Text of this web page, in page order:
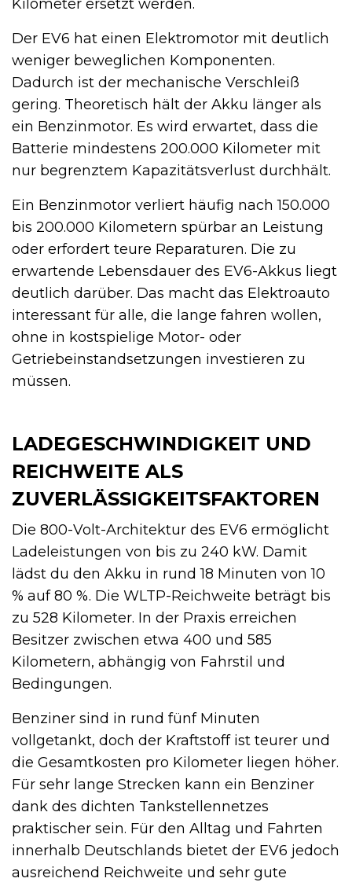
Kilometer ersetzt werden.
Der EV6 hat einen Elektromotor mit deutlich
weniger beweglichen Komponenten.
Dadurch ist der mechanische Verschleiß
gering. Theoretisch hält der Akku länger als
ein Benzinmotor. Es wird erwartet, dass die
Batterie mindestens 200.000 Kilometer mit
nur begrenztem Kapazitätsverlust durchhält.
Ein Benzinmotor verliert häufig nach 150.000
bis 200.000 Kilometern spürbar an Leistung
oder erfordert teure Reparaturen. Die zu
erwartende Lebensdauer des EV6-Akkus liegt
deutlich darüber. Das macht das Elektroauto
interessant für alle, die lange fahren wollen,
ohne in kostspielige Motor- oder
Getriebeinstandsetzungen investieren zu
müssen.
LADEGESCHWINDIGKEIT UND
REICHWEITE ALS
ZUVERLÄSSIGKEITSFAKTOREN
Die 800-Volt-Architektur des EV6 ermöglicht
Ladeleistungen von bis zu 240 kW. Damit
lädst du den Akku in rund 18 Minuten von 10
% auf 80 %. Die WLTP-Reichweite beträgt bis
zu 528 Kilometer. In der Praxis erreichen
Besitzer zwischen etwa 400 und 585
Kilometern, abhängig von Fahrstil und
Bedingungen.
Benziner sind in rund fünf Minuten
vollgetankt, doch der Kraftstoff ist teurer und
die Gesamtkosten pro Kilometer liegen höher.
Für sehr lange Strecken kann ein Benziner
dank des dichten Tankstellennetzes
praktischer sein. Für den Alltag und Fahrten
innerhalb Deutschlands bietet der EV6 jedoch
ausreichend Reichweite und sehr gute